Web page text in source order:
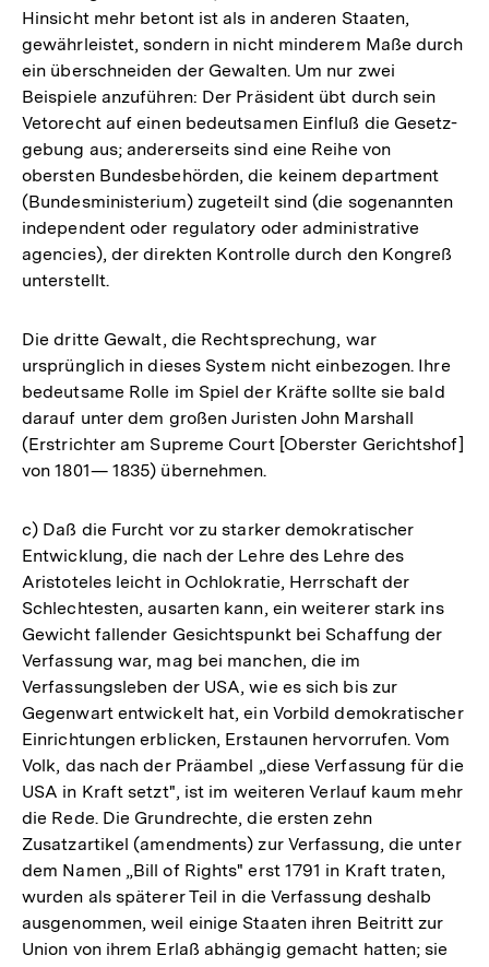
Hinsicht mehr betont ist als in anderen Staaten,
gewährleistet, sondern in nicht minderem Maße durch
ein überschneiden der Gewalten. Um nur zwei
Beispiele anzuführen: Der Präsident übt durch sein
Vetorecht auf einen bedeutsamen Einfluß die Gesetz-
gebung aus; andererseits sind eine Reihe von
obersten Bundesbehörden, die keinem department
(Bundesministerium) zugeteilt sind (die sogenannten
independent oder regulatory oder administrative
agencies), der direkten Kontrolle durch den Kongreß
unterstellt.
Die dritte Gewalt, die Rechtsprechung, war
ursprünglich in dieses System nicht einbezogen. Ihre
bedeutsame Rolle im Spiel der Kräfte sollte sie bald
darauf unter dem großen Juristen John Marshall
(Erstrichter am Supreme Court [Oberster Gerichtshof]
von 1801— 1835) übernehmen.
c) Daß die Furcht vor zu starker demokratischer
Entwicklung, die nach der Lehre des Lehre des
Aristoteles leicht in Ochlokratie, Herrschaft der
Schlechtesten, ausarten kann, ein weiterer stark ins
Gewicht fallender Gesichtspunkt bei Schaffung der
Verfassung war, mag bei manchen, die im
Verfassungsleben der USA, wie es sich bis zur
Gegenwart entwickelt hat, ein Vorbild demokratischer
Einrichtungen erblicken, Erstaunen hervorrufen. Vom
Volk, das nach der Präambel „diese Verfassung für die
USA in Kraft setzt", ist im weiteren Verlauf kaum mehr
die Rede. Die Grundrechte, die ersten zehn
Zusatzartikel (amendments) zur Verfassung, die unter
dem Namen „Bill of Rights" erst 1791 in Kraft traten,
wurden als späterer Teil in die Verfassung deshalb
ausgenommen, weil einige Staaten ihren Beitritt zur
Union von ihrem Erlaß abhängig gemacht hatten; sie